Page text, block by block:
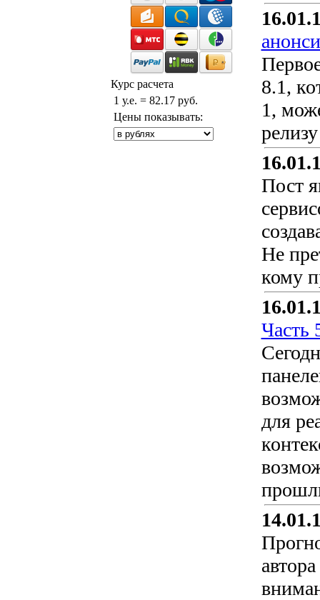
Курс расчета
1 у.е. = 82.17 руб.
Цены показывать:
8.1,
1,
Пост
Не
кому
Часть
для